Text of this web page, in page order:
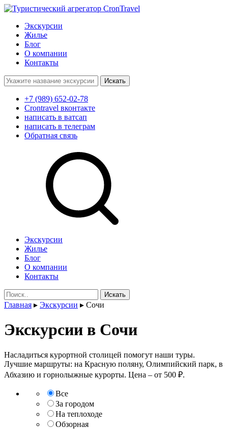
Экскурсии
Жилье
Блог
О компании
Контакты
Поиск:
+7 (989) 652-02-78
Crontravel вконтакте
написать в ватсап
написать в телеграм
Обратная связь
Экскурсии
Жилье
Блог
О компании
Контакты
Поиск:
Главная ▸ Экскурсии ▸ Сочи
Экскурсии в Сочи
Насладиться курортной столицей помогут наши туры.
Лучшие маршруты: на Красную поляну, Олимпийский парк, в
Абхазию и горнолыжные курорты. Цена – от 500 ₽.
Все
За городом
На теплоходе
Обзорная